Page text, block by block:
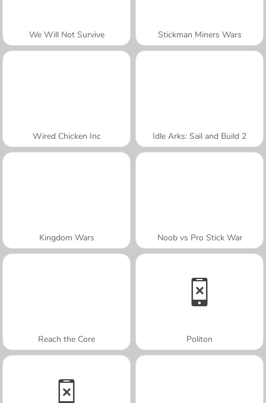
We Will Not Survive Stickman Miners Wars
Wired Chicken Inc Idle Arks: Sail and Build 2
Kingdom Wars Noob vs Pro Stick War
Reach the Core Politon